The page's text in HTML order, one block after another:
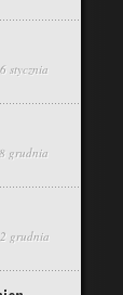
stycznia
grudnia
grudnia